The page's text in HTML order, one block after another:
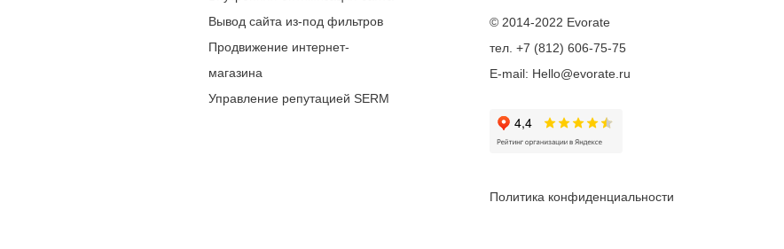
Вывод сайта из-под фильтров
Продвижение интернет-
магазина
Управление репутацией SERM
© 2014-2022 Evorate
тел. +7 (812) 606-75-75
E-mail: Hello@evorate.ru
Политика конфиденциальности